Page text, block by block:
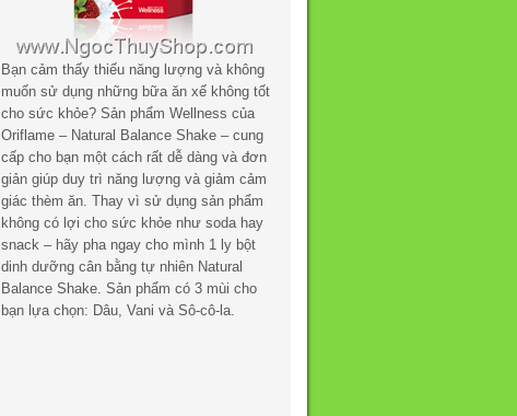
Bạn cảm thấy thiếu năng lượng và không
muốn sử dụng những bữa ăn xế không tốt
cho sức khỏe? Sản phẩm Wellness của
Oriflame – Natural Balance Shake – cung
cấp cho bạn một cách rất dễ dàng và đơn
giản giúp duy trì năng lượng và giảm cảm
giác thèm ăn. Thay vì sử dụng sản phẩm
không có lợi cho sức khỏe như soda hay
snack – hãy pha ngay cho mình 1 ly bột
dinh dưỡng cân bằng tự nhiên Natural
Balance Shake. Sản phẩm có 3 mùi cho
bạn lựa chọn: Dâu, Vani và Sô-cô-la.